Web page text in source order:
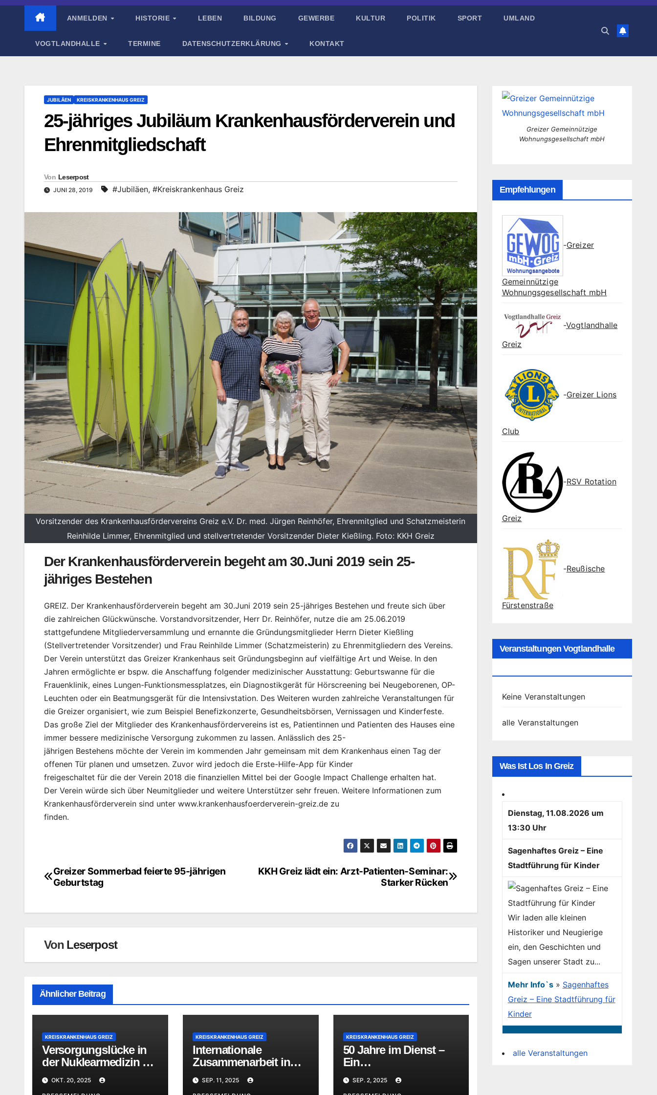
ANMELDEN HISTORIE LEBEN BILDUNG GEWERBE KULTUR POLITIK SPORT UMLAND
VOGTLANDHALLE TERMINE DATENSCHUTZERKLÄRUNG KONTAKT
JUBILÄEN KREISKRANKENHAUS GREIZ
25-jähriges Jubiläum Krankenhausförderverein und
Ehrenmitgliedschaft
Von Leserpost
JUNI 28, 2019 #Jubiläen, #Kreiskrankenhaus Greiz
Vorsitzender des Krankenhausfördervereins Greiz e.V. Dr. med. Jürgen Reinhöfer, Ehrenmitglied und Schatzmeisterin
Reinhilde Limmer, Ehrenmitglied und stellvertretender Vorsitzender Dieter Kießling. Foto: KKH Greiz
Der Krankenhausförderverein begeht am 30.Juni 2019 sein 25-
jähriges Bestehen
GREIZ. Der Krankenhausförderverein begeht am 30.Juni 2019 sein 25-jähriges Bestehen und freute sich über
die zahlreichen Glückwünsche. Vorstandvorsitzender, Herr Dr. Reinhöfer, nutze die am 25.06.2019
stattgefundene Mitgliederversammlung und ernannte die Gründungsmitglieder Herrn Dieter Kießling
(Stellvertretender Vorsitzender) und Frau Reinhilde Limmer (Schatzmeisterin) zu Ehrenmitgliedern des Vereins.
Der Verein unterstützt das Greizer Krankenhaus seit Gründungsbeginn auf vielfältige Art und Weise. In den
Jahren ermöglichte er bspw. die Anschaffung folgender medizinischer Ausstattung: Geburtswanne für die
Frauenklinik, eines Lungen-Funktionsmessplatzes, ein Diagnostikgerät für Hörscreening bei Neugeborenen, OP-
Leuchten oder ein Beatmungsgerät für die Intensivstation. Des Weiteren wurden zahlreiche Veranstaltungen für
die Greizer organisiert, wie zum Beispiel Benefizkonzerte, Gesundheitsbörsen, Vernissagen und Kinderfeste.
Das große Ziel der Mitglieder des Krankenhausfördervereins ist es, Patientinnen und Patienten des Hauses eine
immer bessere medizinische Versorgung zukommen zu lassen. Anlässlich des 25-
jährigen Bestehens möchte der Verein im kommenden Jahr gemeinsam mit dem Krankenhaus einen Tag der
offenen Tür planen und umsetzen. Zuvor wird jedoch die Erste-Hilfe-App für Kinder
freigeschaltet für die der Verein 2018 die finanziellen Mittel bei der Google Impact Challenge erhalten hat.
Der Verein würde sich über Neumitglieder und weitere Unterstützer sehr freuen. Weitere Informationen zum
Krankenhausförderverein sind unter www.krankenhausfoerderverein-greiz.de zu
finden.
Beitragsnavigation
KKH Greiz lädt ein: Arzt-Patienten-Seminar:
Starker Rücken
Greizer Sommerbad feierte 95-jährigen
Geburtstag
Von Leserpost
Ähnlicher Beitrag
KREISKRANKENHAUS GREIZ
Versorgungslücke in
der Nuklearmedizin –
überregionale
Versorgung im MVZ
OKT. 20, 2025
KREISKRANKENHAUS GREIZ
Internationale
Zusammenarbeit in
Medizin und Pflege:
SEP. 11, 2025
KREISKRANKENHAUS GREIZ
50 Jahre im Dienst –
Ein
außergewöhnliches
Jubiläum im
SEP. 2, 2025
Greizer Gemeinnützige
Wohnungsgesellschaft mbH
Empfehlungen
-Greizer
Gemeinnützige
Wohnungsgesellschaft mbH
-Vogtlandhalle
Greiz
-Greizer Lions
Club
-RSV Rotation
Greiz
-Reußische
Fürstenstraße
Veranstaltungen Vogtlandhalle
Keine Veranstaltungen
alle Veranstaltungen
Was Ist Los In Greiz
Dienstag, 11.08.2026 um
13:30 Uhr
Sagenhaftes Greiz – Eine
Stadtführung für Kinder
Wir laden alle kleinen
Historiker und Neugierige
ein, den Geschichten und
Sagen unserer Stadt zu...
Mehr Info`s» Sagenhaftes
Greiz – Eine Stadtführung für
Kinder
alle Veranstaltungen